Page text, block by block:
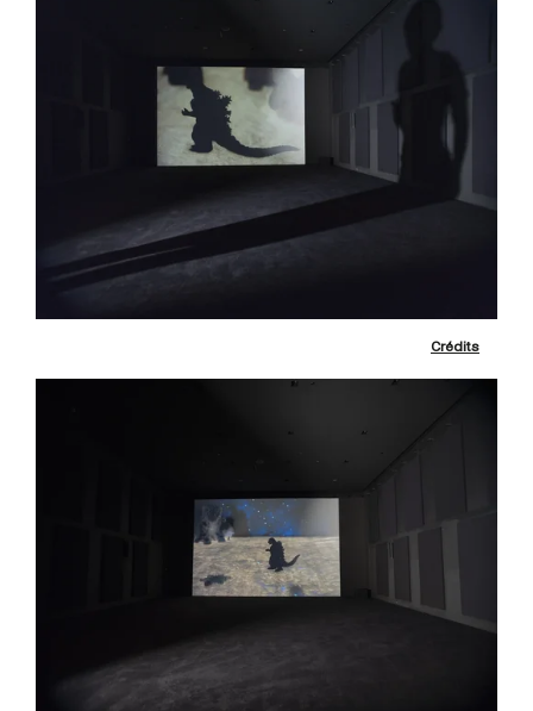
Crédits